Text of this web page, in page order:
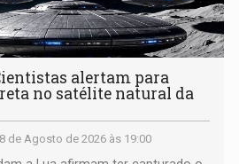
alertam para
no satélite natural da
de Agosto de 2026 às 19:00